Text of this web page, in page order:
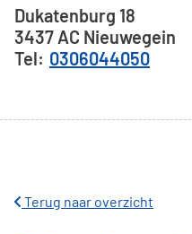
Adresgegevens
Dukatenburg 18
3437 AC Nieuwegein
0306044050
Terug naar overzicht